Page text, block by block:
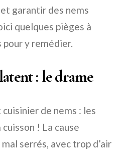
garantir des nems
quelques pièges à
y remédier.
: le drame
de nems : les
! La cause
serrés, avec trop d’air